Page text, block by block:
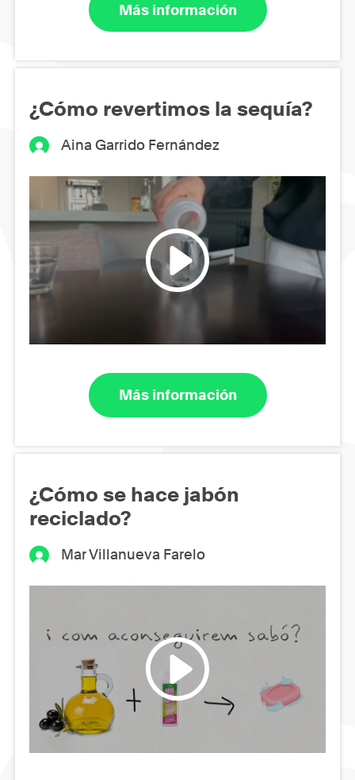
Más información
¿Cómo revertimos la sequía?
Aina Garrido Fernández
Más información
¿Cómo se hace jabón
reciclado?
Mar Villanueva Farelo